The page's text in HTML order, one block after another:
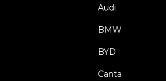
Audi
BMW
BYD
Canta